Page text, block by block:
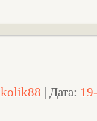
kolik88 | Дата: